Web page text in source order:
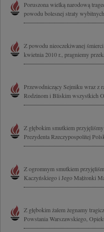
Poruszona wielką narodową
powodu bolesnej straty
Z powodu nieoczekiwanej
kwietnia 2010 r., pragniemy
Przewodniczący Sejmiku wraz z
Rodzinom i Bliskim wszystkich
Z głębokim smutkiem
Prezydenta Rzeczypospolitej
Z ogromnym smutkiem
Kaczyńskiego i Jego Małżonki
Z głębokim żalem żegnamy
Powstania Warszawskiego,